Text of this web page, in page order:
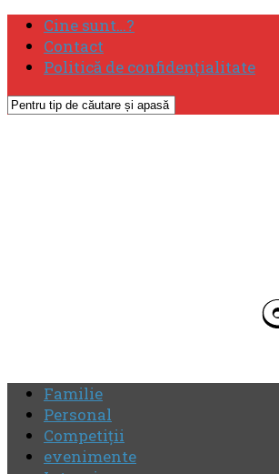
Cine sunt…?
Contact
Politică de confidenţialitate
Familie
Personal
Competiţii
evenimente